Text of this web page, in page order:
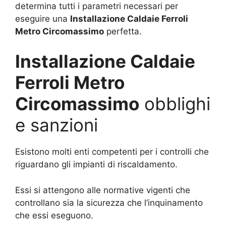
determina tutti i parametri necessari per
eseguire una Installazione Caldaie Ferroli
Metro Circomassimo perfetta.
Installazione Caldaie
Ferroli Metro
Circomassimo obblighi
e sanzioni
Esistono molti enti competenti per i controlli che
riguardano gli impianti di riscaldamento.
Essi si attengono alle normative vigenti che
controllano sia la sicurezza che l’inquinamento
che essi eseguono.